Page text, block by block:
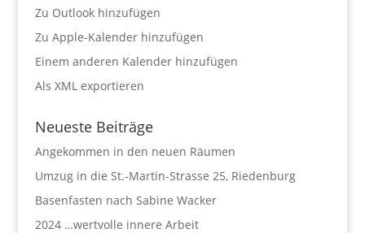
Zu Outlook hinzufügen
Zu Apple-Kalender hinzufügen
Einem anderen Kalender hinzufügen
Als XML exportieren
Neueste Beiträge
Angekommen in den neuen Räumen
Umzug in die St.-Martin-Strasse 25, Riedenburg
Basenfasten nach Sabine Wacker
2024 …wertvolle innere Arbeit